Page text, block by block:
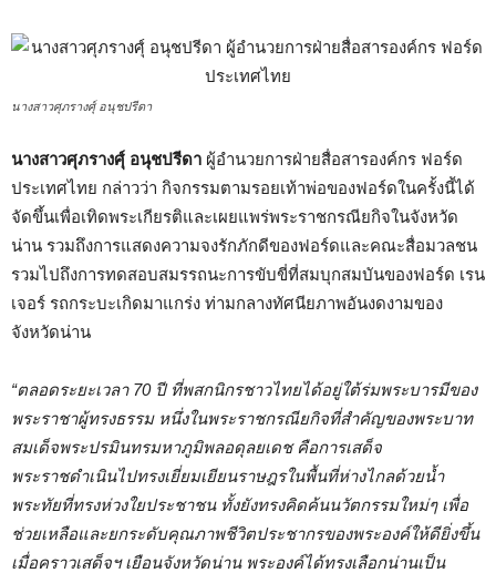
นางสาวศุภรางศุ์ อนุชปรีดา
นางสาวศุภรางศุ์ อนุชปรีดา ผู้อำนวยการฝ่ายสื่อสารองค์กร ฟอร์ด
ประเทศไทย กล่าวว่า กิจกรรมตามรอยเท้าพ่อของฟอร์ดในครั้งนี้ได้
จัดขึ้นเพื่อเทิดพระเกียรติและเผยแพร่พระราชกรณียกิจในจังหวัด
น่าน รวมถึงการแสดงความจงรักภักดีของฟอร์ดและคณะสื่อมวลชน
รวมไปถึงการทดสอบสมรรถนะการขับขี่ที่สมบุกสมบันของฟอร์ด เรน
เจอร์ รถกระบะเกิดมาแกร่ง ท่ามกลางทัศนียภาพอันงดงามของ
จังหวัดน่าน
“ตลอดระยะเวลา 70 ปี ที่พสกนิกรชาวไทยได้อยู่ใต้ร่มพระบารมีของ
พระราชาผู้ทรงธรรม หนึ่งในพระราชกรณียกิจที่สำคัญของพระบาท
สมเด็จพระปรมินทรมหาภูมิพลอดุลยเดช คือการเสด็จ
พระราชดำเนินไปทรงเยี่ยมเยียนราษฎรในพื้นที่ห่างไกลด้วยน้ำ
พระทัยที่ทรงห่วงใยประชาชน ทั้งยังทรงคิดค้นนวัตกรรมใหม่ๆ เพื่อ
ช่วยเหลือและยกระดับคุณภาพชีวิตประชากรของพระองค์ให้ดียิ่งขึ้น
เมื่อคราวเสด็จฯ เยือนจังหวัดน่าน พระองค์ได้ทรงเลือกน่านเป็น